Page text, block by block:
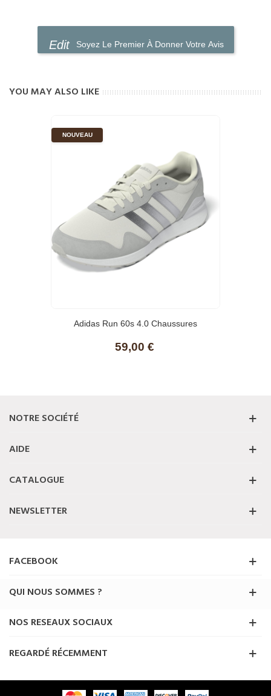
Soyez Le Premier À Donner Votre Avis
YOU MAY ALSO LIKE
NOUVEAU
Adidas Run 60s 4.0 Chaussures
59,00 €
NOTRE SOCIÉTÉ
AIDE
CATALOGUE
NEWSLETTER
FACEBOOK
QUI NOUS SOMMES ?
NOS RESEAUX SOCIAUX
REGARDÉ RÉCEMMENT